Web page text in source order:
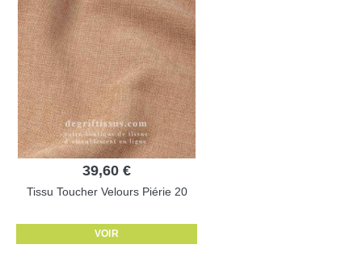
39,60 €
Tissu Toucher Velours Piérie 20
VOIR